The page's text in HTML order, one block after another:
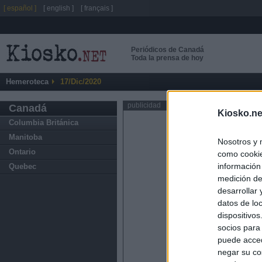
Nosotros y
como
medición
desarrollar
datos de
socios
puede
negar su
Periódicos de Canadá
Toda la prensa de hoy
Hemeroteca 17/Dic/2020
Canadá
Columbia Británica
Manitoba
Ontario
Quebec
publicidad
[ español ] [ english ] [ français ]